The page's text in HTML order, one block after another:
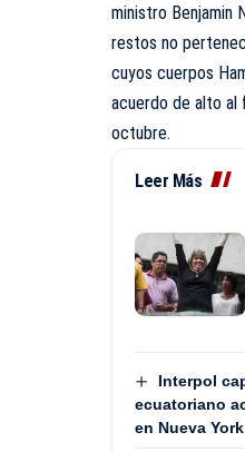
ministro Benjamin
restos no
cuyos cuerpos
acuerdo de alto al
octubre.
Leer Más
Interpol
ecuatoriano
en Nueva York